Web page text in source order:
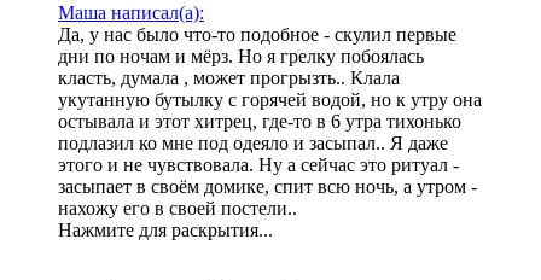
Маша написал(а):
Да, у нас было что-то подобное - скулил первые
дни по ночам и мёрз. Но я грелку побоялась
класть, думала , может прогрызть.. Клала
укутанную бутылку с горячей водой, но к утру она
остывала и этот хитрец, где-то в 6 утра тихонько
подлазил ко мне под одеяло и засыпал.. Я даже
этого и не чувствовала. Ну а сейчас это ритуал -
засыпает в своём домике, спит всю ночь, а утром -
нахожу его в своей постели..
Нажмите для раскрытия...